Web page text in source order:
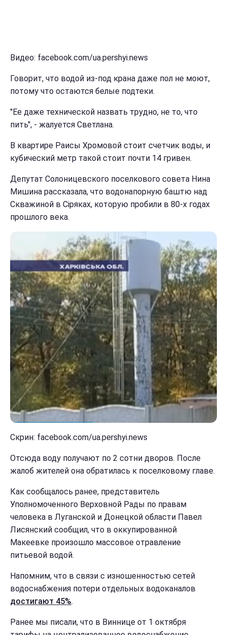
Видео: facebook.com/ua.pershyi.news
Говорит, что водой из-под крана даже пол не моют,
потому что остаются белые подтеки.
"Ее даже технической назвать трудно, не то, что
пить", - жалуется Светлана.
В квартире Раисы Хромовой стоит счетчик воды, и
кубический метр такой стоит почти 14 гривен.
Депутат Солоницевского поселкового совета Нина
Мишина рассказала, что водонапорную баштю над
Скважиной в Сіряках, которую пробили в 80-х годах
прошлого века.
Скрин: facebook.com/ua.pershyi.news
Отсюда воду получают по 2 сотни дворов. После
жалоб жителей она обратилась к поселковому главе.
Как сообщалось ранее, представитель
Уполномоченного Верховной Рады по правам
человека в Луганской и Донецкой области Павел
Лисянский сообщил, что в оккупированной
Макеевке произошло массовое отравление
питьевой водой.
Напомним, что в связи с изношенностью сетей
водоснабжения потери отдельных водоканалов
достигают 45%.
Ранее мы писали, что в Виннице от 1 октября